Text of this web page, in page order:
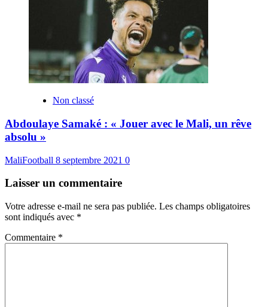
Non classé
Abdoulaye Samaké : « Jouer avec le Mali, un rêve
absolu »
MaliFootball 8 septembre 2021 0
Laisser un commentaire
Votre adresse e-mail ne sera pas publiée. Les champs obligatoires
sont indiqués avec *
Commentaire *